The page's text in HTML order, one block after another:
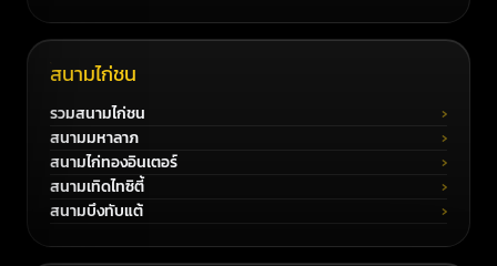
สนามไก่ชน
รวมสนามไก่ชน
สนามมหาลาภ
สนามไก่ทองอินเตอร์
สนามเทิดไทซิตี้
สนามบึงทับแต้